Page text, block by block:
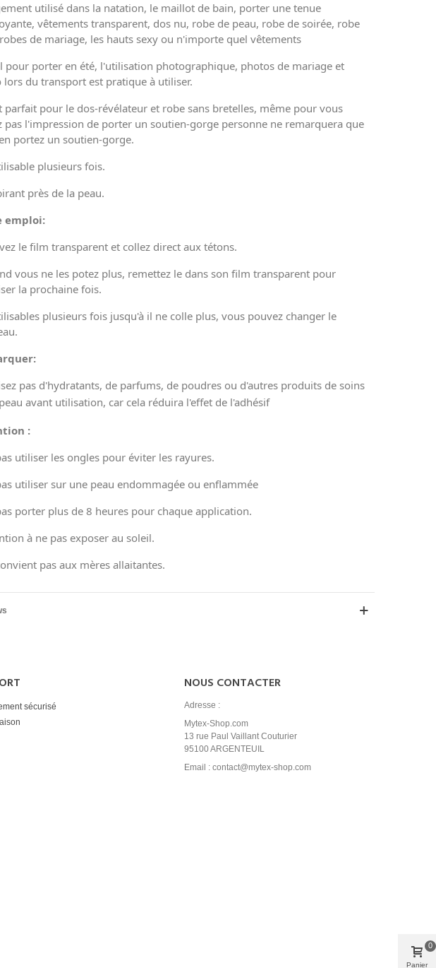
utilisé dans la natation, le maillot de bain, porter une tenue
vêtements transparent, dos nu, robe de peau, robe de soirée, robe
de mariage, les hauts sexy ou n'importe quel vêtements
pour porter en été, l'utilisation photographique, photos de mariage et
lors du transport est pratique à utiliser.
parfait pour le dos-révélateur et robe sans bretelles, même pour vous
pas l'impression de porter un soutien-gorge personne ne remarquera que
portez un soutien-gorge.
plusieurs fois.
près de la peau.
emploi:
le film transparent et collez direct aux tétons.
vous ne les potez plus, remettez le dans son film transparent pour
la prochaine fois.
plusieurs fois jusqu'à il ne colle plus, vous pouvez changer le
pas d'hydratants, de parfums, de poudres ou d'autres produits de soins
avant utilisation, car cela réduira l'effet de l'adhésif
:
utiliser les ongles pour éviter les rayures.
utiliser sur une peau endommagée ou enflammée
porter plus de 8 heures pour chaque application.
à ne pas exposer au soleil.
pas aux mères allaitantes.
sécurisé
NOUS CONTACTER
Adresse :
Mytex-Shop.com
13 rue Paul Vaillant Couturier
95100 ARGENTEUIL
Email : contact@mytex-shop.com
Panier
0